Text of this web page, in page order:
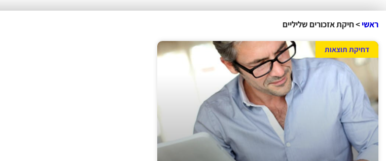
ראשי>חיקת אזכורים שליליים
דחיקת תוצאות